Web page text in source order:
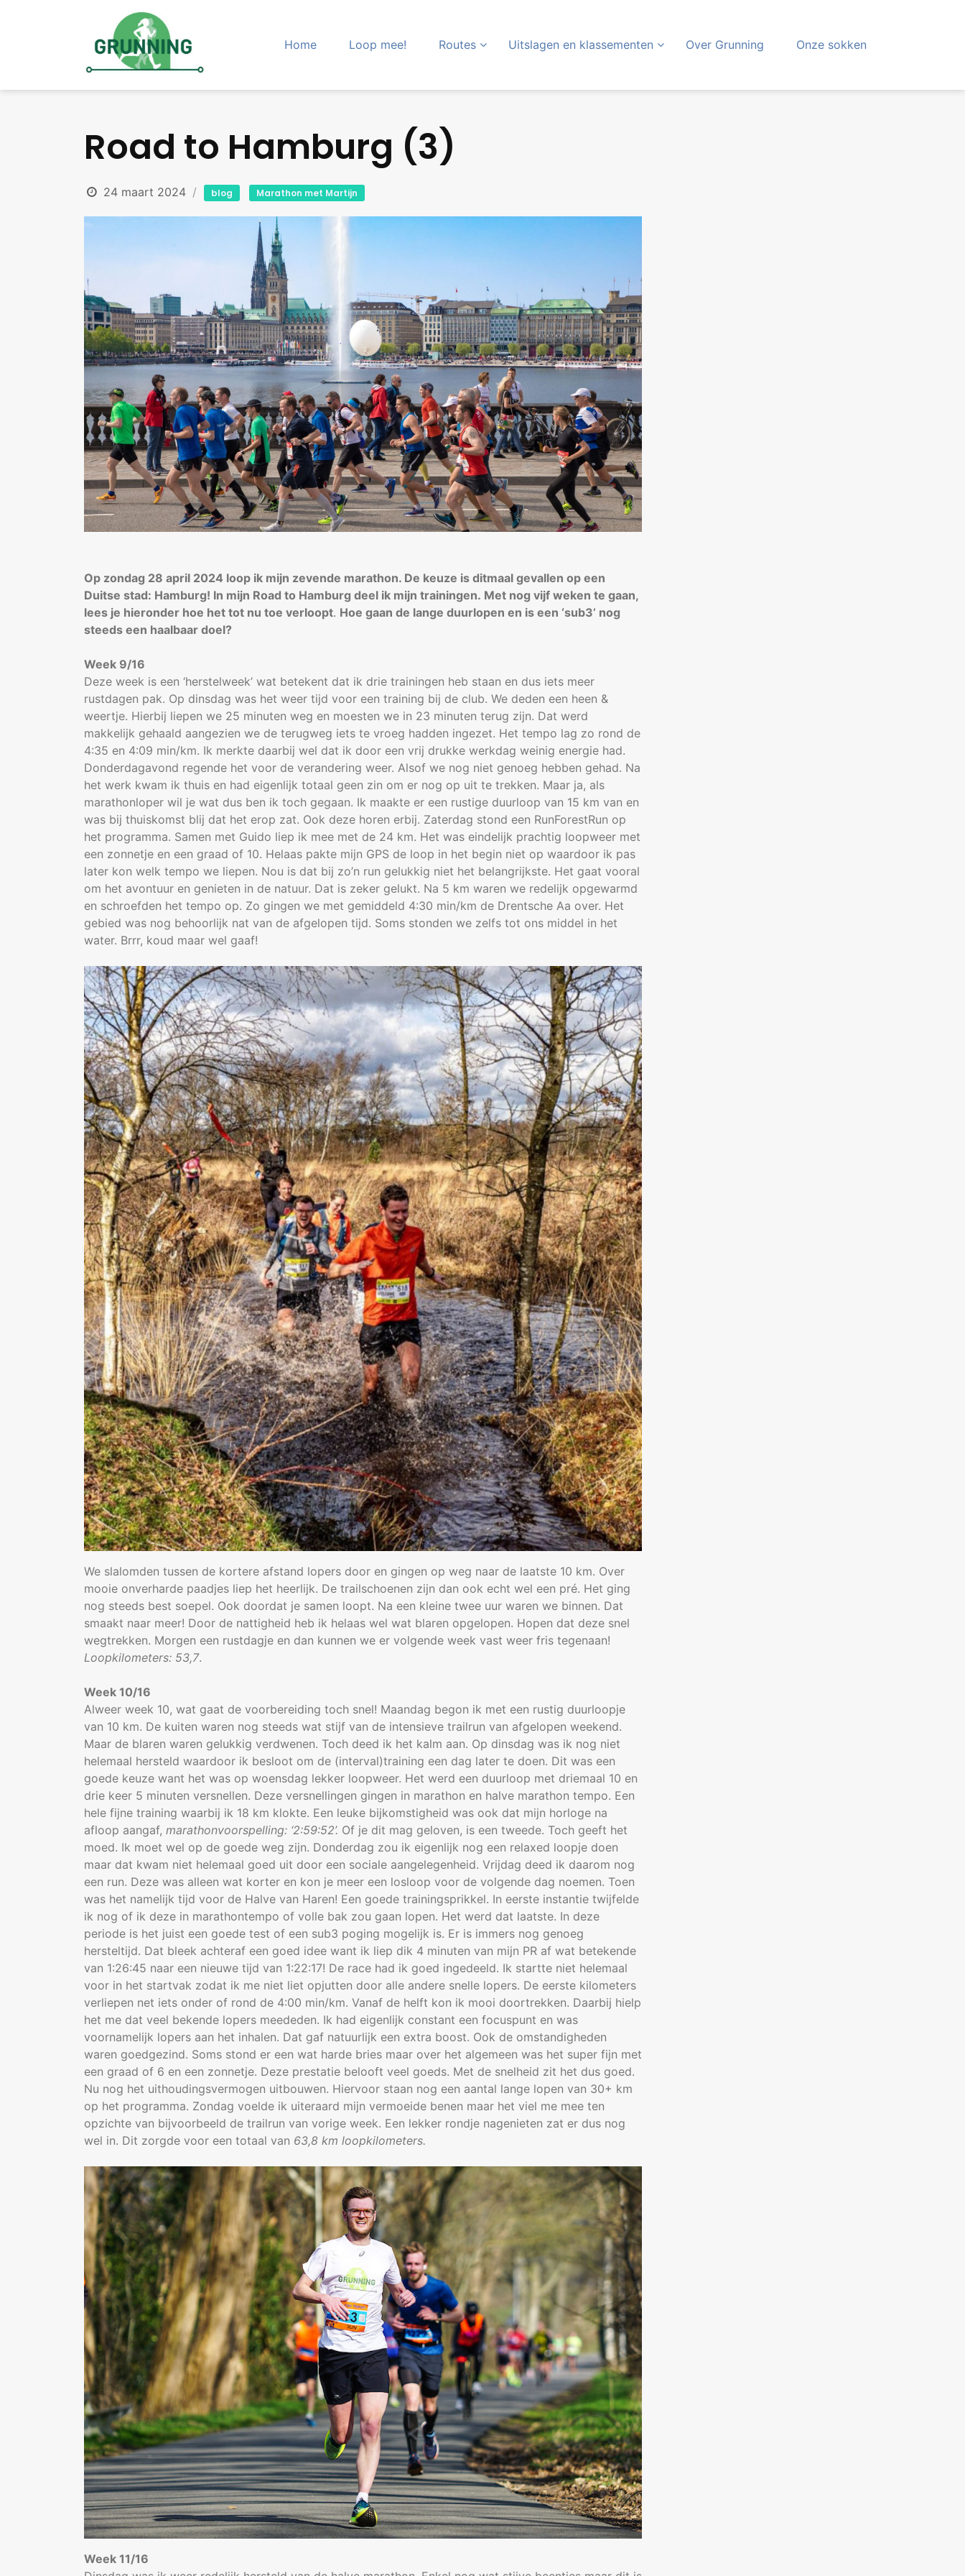
Home Loop mee! Routes Uitslagen en klassementen Over Grunning Onze sokken
Road to Hamburg (3)
24 maart 2024 blog Marathon met Martijn
Op zondag 28 april 2024 loop ik mijn zevende marathon. De keuze is ditmaal gevallen op een
Duitse stad: Hamburg! In mijn Road to Hamburg deel ik mijn trainingen. Met nog vijf weken te gaan,
lees je hieronder hoe het tot nu toe verloopt. Hoe gaan de lange duurlopen en is een ‘sub3’ nog
steeds een haalbaar doel?
Week 9/16
Deze week is een ‘herstelweek’ wat betekent dat ik drie trainingen heb staan en dus iets meer
rustdagen pak. Op dinsdag was het weer tijd voor een training bij de club. We deden een heen &
weertje. Hierbij liepen we 25 minuten weg en moesten we in 23 minuten terug zijn. Dat werd
makkelijk gehaald aangezien we de terugweg iets te vroeg hadden ingezet. Het tempo lag zo rond de
4:35 en 4:09 min/km. Ik merkte daarbij wel dat ik door een vrij drukke werkdag weinig energie had.
Donderdagavond regende het voor de verandering weer. Alsof we nog niet genoeg hebben gehad. Na
het werk kwam ik thuis en had eigenlijk totaal geen zin om er nog op uit te trekken. Maar ja, als
marathonloper wil je wat dus ben ik toch gegaan. Ik maakte er een rustige duurloop van 15 km van en
was bij thuiskomst blij dat het erop zat. Ook deze horen erbij. Zaterdag stond een RunForestRun op
het programma. Samen met Guido liep ik mee met de 24 km. Het was eindelijk prachtig loopweer met
een zonnetje en een graad of 10. Helaas pakte mijn GPS de loop in het begin niet op waardoor ik pas
later kon welk tempo we liepen. Nou is dat bij zo’n run gelukkig niet het belangrijkste. Het gaat vooral
om het avontuur en genieten in de natuur. Dat is zeker gelukt. Na 5 km waren we redelijk opgewarmd
en schroefden het tempo op. Zo gingen we met gemiddeld 4:30 min/km de Drentsche Aa over. Het
gebied was nog behoorlijk nat van de afgelopen tijd. Soms stonden we zelfs tot ons middel in het
water. Brrr, koud maar wel gaaf!
We slalomden tussen de kortere afstand lopers door en gingen op weg naar de laatste 10 km. Over
mooie onverharde paadjes liep het heerlijk. De trailschoenen zijn dan ook echt wel een pré. Het ging
nog steeds best soepel. Ook doordat je samen loopt. Na een kleine twee uur waren we binnen. Dat
smaakt naar meer! Door de nattigheid heb ik helaas wel wat blaren opgelopen. Hopen dat deze snel
wegtrekken. Morgen een rustdagje en dan kunnen we er volgende week vast weer fris tegenaan!
Loopkilometers: 53,7.
Week 10/16
Alweer week 10, wat gaat de voorbereiding toch snel! Maandag begon ik met een rustig duurloopje
van 10 km. De kuiten waren nog steeds wat stijf van de intensieve trailrun van afgelopen weekend.
Maar de blaren waren gelukkig verdwenen. Toch deed ik het kalm aan. Op dinsdag was ik nog niet
helemaal hersteld waardoor ik besloot om de (interval)training een dag later te doen. Dit was een
goede keuze want het was op woensdag lekker loopweer. Het werd een duurloop met driemaal 10 en
drie keer 5 minuten versnellen. Deze versnellingen gingen in marathon en halve marathon tempo. Een
hele fijne training waarbij ik 18 km klokte. Een leuke bijkomstigheid was ook dat mijn horloge na
afloop aangaf, marathonvoorspelling: ‘2:59:52’. Of je dit mag geloven, is een tweede. Toch geeft het
moed. Ik moet wel op de goede weg zijn. Donderdag zou ik eigenlijk nog een relaxed loopje doen
maar dat kwam niet helemaal goed uit door een sociale aangelegenheid. Vrijdag deed ik daarom nog
een run. Deze was alleen wat korter en kon je meer een losloop voor de volgende dag noemen. Toen
was het namelijk tijd voor de Halve van Haren! Een goede trainingsprikkel. In eerste instantie twijfelde
ik nog of ik deze in marathontempo of volle bak zou gaan lopen. Het werd dat laatste. In deze
periode is het juist een goede test of een sub3 poging mogelijk is. Er is immers nog genoeg
hersteltijd. Dat bleek achteraf een goed idee want ik liep dik 4 minuten van mijn PR af wat betekende
van 1:26:45 naar een nieuwe tijd van 1:22:17! De race had ik goed ingedeeld. Ik startte niet helemaal
voor in het startvak zodat ik me niet liet opjutten door alle andere snelle lopers. De eerste kilometers
verliepen net iets onder of rond de 4:00 min/km. Vanaf de helft kon ik mooi doortrekken. Daarbij hielp
het me dat veel bekende lopers meededen. Ik had eigenlijk constant een focuspunt en was
voornamelijk lopers aan het inhalen. Dat gaf natuurlijk een extra boost. Ook de omstandigheden
waren goedgezind. Soms stond er een wat harde bries maar over het algemeen was het super fijn met
een graad of 6 en een zonnetje. Deze prestatie belooft veel goeds. Met de snelheid zit het dus goed.
Nu nog het uithoudingsvermogen uitbouwen. Hiervoor staan nog een aantal lange lopen van 30+ km
op het programma. Zondag voelde ik uiteraard mijn vermoeide benen maar het viel me mee ten
opzichte van bijvoorbeeld de trailrun van vorige week. Een lekker rondje nagenieten zat er dus nog
wel in. Dit zorgde voor een totaal van 63,8 km loopkilometers.
Week 11/16